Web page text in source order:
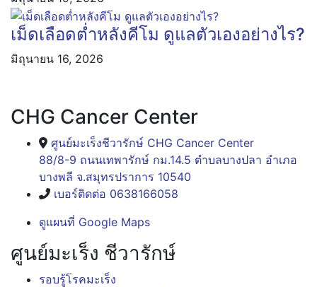
เม็ดเลือดต่ำหลังคีโม ดูแลตัวเองอย่างไร?
มิถุนายน 16, 2026
CHG Cancer Center
ศูนย์มะเร็งชีวารักษ์ CHG Cancer Center
88/8-9 ถนนเทพารักษ์ กม.14.5 ตำบลบางปลา อำเภอ
บางพลี จ.สมุทรปราการ 10540
เบอร์ติดต่อ 0638166058
ดูแผนที่ Google Maps
ศูนย์มะเร็ง ชีวารักษ์
รอบรู้โรคมะเร็ง